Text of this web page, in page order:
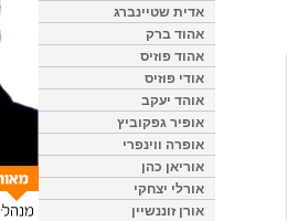
אדית שטיינברג
אהוד ברק
אהוד פוזיס
אודי פוזיס
אוהד יעקב
אופיר גפקוביץ
אופרה ווינפרי
אוריאן כהן
אורלי יצחקי
אורן זוננשיין